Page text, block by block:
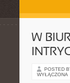
W
POSTED
WYŁĄCZONA